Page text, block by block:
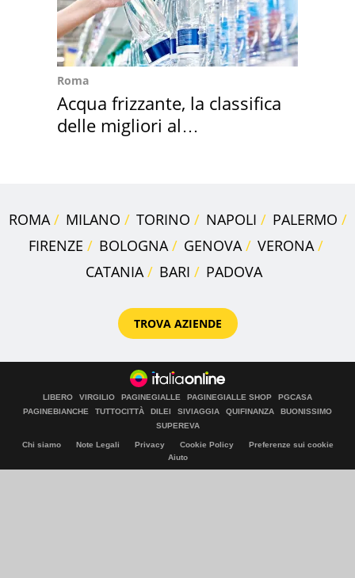
Roma
Acqua frizzante, la classifica
delle migliori al
ROMA MILANO TORINO NAPOLI
PALERMO
FIRENZE
BOLOGNA GENOVA
VERONA
CATANIA
BARI PADOVA
TROVA AZIENDE
LIBERO VIRGILIO PAGINEGIALLE PAGINEGIALLE SHOP
PGCASA
PAGINEBIANCHE
TUTTOCITTÀ DILEI SIVIAGGIA QUIFINANZA
BUONISSIMO
SUPEREVA
Chi siamo Note Legali Privacy Cookie Policy
Preferenze sui cookie
Aiuto